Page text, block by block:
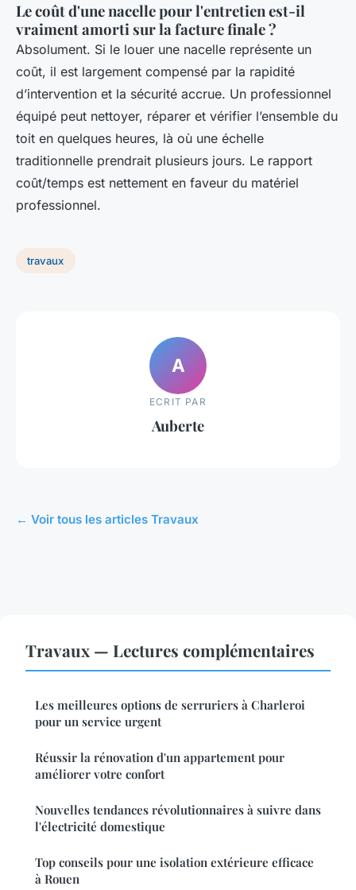
Le coût d'une nacelle pour l'entretien est-il
vraiment amorti sur la facture finale ?
Absolument. Si le louer une nacelle représente un
coût, il est largement compensé par la rapidité
d’intervention et la sécurité accrue. Un professionnel
équipé peut nettoyer, réparer et vérifier l’ensemble du
toit en quelques heures, là où une échelle
traditionnelle prendrait plusieurs jours. Le rapport
coût/temps est nettement en faveur du matériel
professionnel.
travaux
A
ECRIT PAR
Auberte
← Voir tous les articles Travaux
Travaux — Lectures complémentaires
Les meilleures options de serruriers à Charleroi
pour un service urgent
Réussir la rénovation d'un appartement pour
améliorer votre confort
Nouvelles tendances révolutionnaires à suivre dans
l'électricité domestique
Top conseils pour une isolation extérieure efficace
à Rouen